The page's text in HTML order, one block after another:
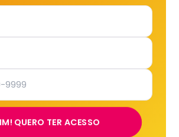
QUERO TER ACESSO